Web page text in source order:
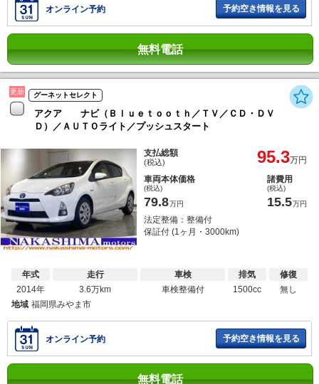
オンライン予約 予約空き情報を見る
無料電話
更新 グーネットセレクト
アクア ナビ（Ｂｌｕｅｔｏｏｔｈ／ＴＶ／ＣＤ・ＤＶ
Ｄ）／ＡＵＴＯライト／プッシュスタート
支払総額
(税込) 95.3万円
車両本体価格
(税込)
79.8万円
諸費用
(税込)
15.5万円
法定整備：整備付
保証付 (1ヶ月・3000km)
年式
2014年
走行
3.6万km
車検
車検整備付
排気
1500cc
修復
無し
地域 福岡県みやま市
オンライン予約 予約空き情報を見る
無料電話